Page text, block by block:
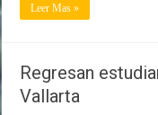
Leer Mas »
Regresan
Vallarta